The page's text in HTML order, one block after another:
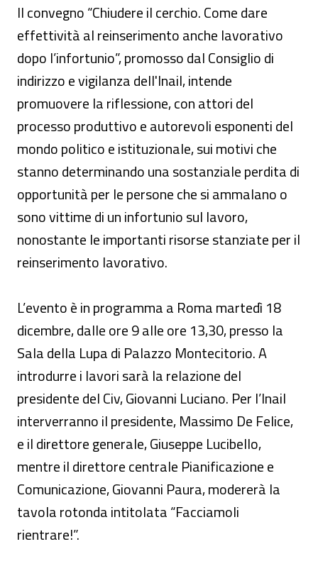
Il convegno “Chiudere il cerchio. Come dare
effettività al reinserimento anche lavorativo
dopo l’infortunio”, promosso dal Consiglio di
indirizzo e vigilanza dell'Inail, intende
promuovere la riflessione, con attori del
processo produttivo e autorevoli esponenti del
mondo politico e istituzionale, sui motivi che
stanno determinando una sostanziale perdita di
opportunità per le persone che si ammalano o
sono vittime di un infortunio sul lavoro,
nonostante le importanti risorse stanziate per il
reinserimento lavorativo.
L’evento è in programma a Roma martedì 18
dicembre, dalle ore 9 alle ore 13,30, presso la
Sala della Lupa di Palazzo Montecitorio. A
introdurre i lavori sarà la relazione del
presidente del Civ, Giovanni Luciano. Per l’Inail
interverranno il presidente, Massimo De Felice,
e il direttore generale, Giuseppe Lucibello,
mentre il direttore centrale Pianificazione e
Comunicazione, Giovanni Paura, modererà la
tavola rotonda intitolata “Facciamoli
rientrare!”.